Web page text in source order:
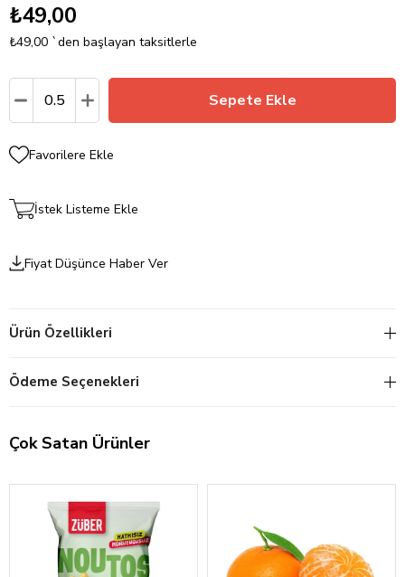
₺49,00
₺49,00 `den başlayan taksitlerle
Favorilere Ekle
İstek Listeme Ekle
Fiyat Düşünce Haber Ver
Ürün Özellikleri
Ödeme Seçenekleri
Çok Satan Ürünler